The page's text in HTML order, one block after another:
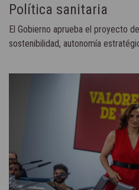
Política sanitaria
El Gobierno aprueba el proyecto
sostenibilidad, autonomía